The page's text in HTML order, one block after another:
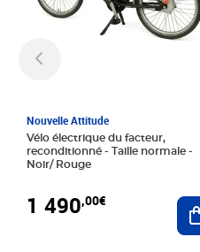
Nouvelle Attitude
Vélo électrique du facteur,
reconditionné - Taille normale -
Noir/ Rouge
1 490,00€